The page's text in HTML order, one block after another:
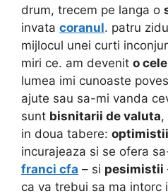
drum, trecem pe langa o
invata coranul. patru
mijlocul unei curti
miri ce. am devenit o
lumea imi cunoaste
ajute sau sa-mi vanda
sunt bisnitarii de valuta,
in doua tabere: optimistii
incurajeaza si se ofera
franci cfa – si pesimistii
ca va trebui sa ma intorc